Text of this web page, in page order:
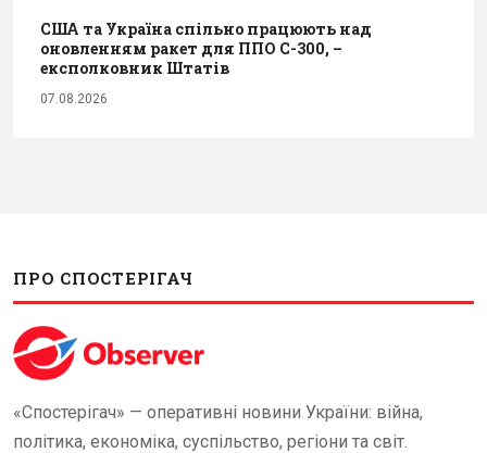
США та Україна спільно працюють над
оновленням ракет для ППО С-300, –
експолковник Штатів
07.08.2026
ПРО СПОСТЕРІГАЧ
«Спостерігач» — оперативні новини України: війна,
політика, економіка, суспільство, регіони та світ.